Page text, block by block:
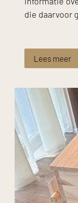
die daarvoor
Lees meer